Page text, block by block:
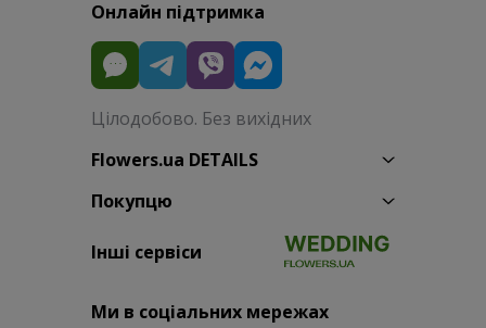
Онлайн підтримка
Цілодобово. Без вихідних
Flowers.ua DETAILS
Покупцю
Інші сервіси
Ми в соціальних мережах